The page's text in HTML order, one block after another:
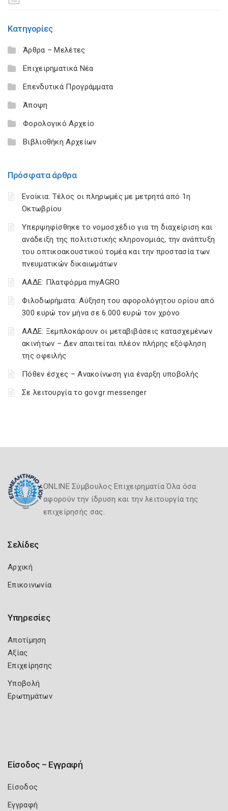
Κατηγορίες
Άρθρα – Μελέτες
Επιχειρηματικά Νέα
Επενδυτικά Προγράμματα
Άποψη
Φορολογικό Αρχείο
Βιβλιοθήκη Αρχείων
Πρόσφατα άρθρα
Ενοίκια: Τέλος οι πληρωμές με μετρητά από 1η
Οκτωβρίου
Υπερψηφίσθηκε το νομοσχέδιο για τη διαχείριση και
ανάδειξη της πολιτιστικής κληρονομιάς, την ανάπτυξη
του οπτικοακουστικού τομέα και την προστασία των
πνευματικών δικαιωμάτων
ΑΑΔΕ: Πλατφόρμα myAGRO
Φιλοδωρήματα: Αύξηση του αφορολόγητου ορίου από
300 ευρώ τον μήνα σε 6.000 ευρώ τον χρόνο
ΑΑΔΕ: Ξεμπλοκάρουν οι μεταβιβάσεις κατασχεμένων
ακινήτων – Δεν απαιτείται πλέον πλήρης εξόφληση
της οφειλής
Πόθεν έσχες – Ανακοίνωση για έναρξη υποβολής
Σε λειτουργία το gov.gr messenger
ONLINE Σύμβουλος Επιχειρηματία Όλα όσα
αφορούν την ίδρυση και την λειτουργία της
επιχείρησής σας.
Σελίδες
Αρχική
Επικοινωνία
Υπηρεσίες
Αποτίμηση
Αξίας
Επιχείρησης
Υποβολή
Ερωτημάτων
Είσοδος – Εγγραφή
Είσοδος
Εγγραφή